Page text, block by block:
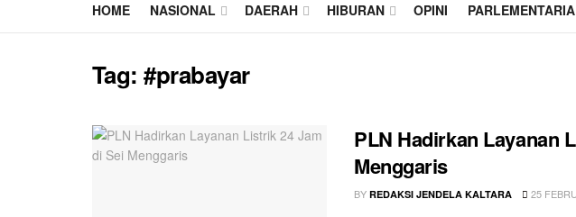
HOME NASIONAL DAERAH HIBURAN OPINI PARLEMENTARIA
Tag:#prabayar
PLN Hadirkan Layanan
Menggaris
BY REDAKSI JENDELA KALTARA 25